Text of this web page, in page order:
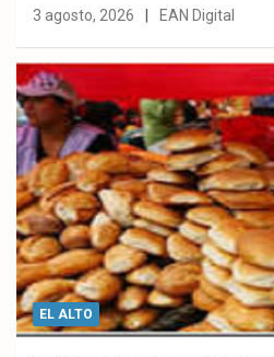
3 agosto, 2026 EAN Digital
EL ALTO